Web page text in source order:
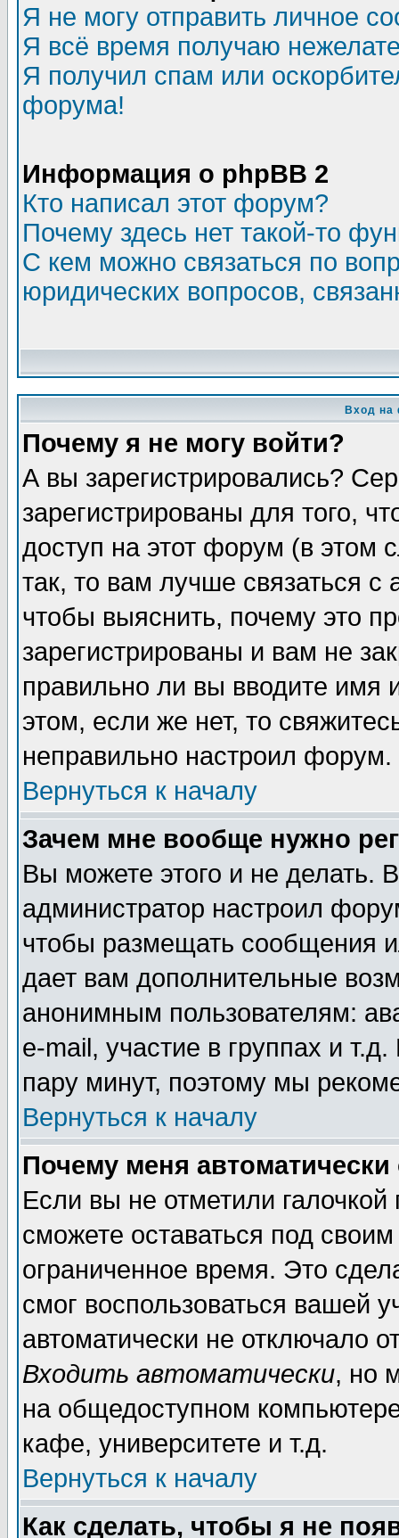
Я не могу отправить личное
Я всё время получаю
Я получил спам или
форума!
Информация о phpBB 2
Кто написал этот форум?
Почему здесь нет такой-то
С кем можно связаться по
юридических вопросов,
Вход на
Почему я не могу войти?
А вы зарегистрировались?
зарегистрированы для того,
доступ на этот форум (в этом
так, то вам лучше связаться
чтобы выяснить, почему это
зарегистрированы и вам не
правильно ли вы вводите
этом, если же нет, то
неправильно настроил форум.
Вернуться к началу
Зачем мне вообще нужно
Вы можете этого и не делать.
администратор настроил
чтобы размещать сообщения
дает вам дополнительные
анонимным пользователям:
e-mail, участие в группах и
пару минут, поэтому мы
Вернуться к началу
Почему меня автоматически
Если вы не отметили галочкой
сможете оставаться под
ограниченное время. Это
смог воспользоваться вашей
автоматически не отключало
Входить автоматически, но
на общедоступном
кафе, университете и т.д.
Вернуться к началу
Как сделать, чтобы я не